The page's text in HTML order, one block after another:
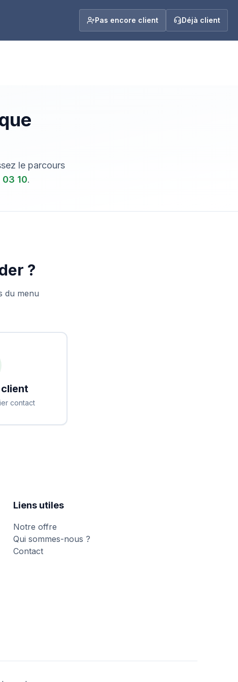
Pas encore client Déjà client
le parcours
10.
?
du menu
contact
Liens utiles
Notre offre
Qui sommes-nous ?
Contact